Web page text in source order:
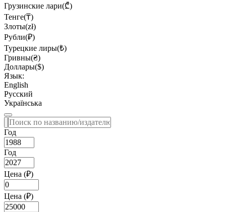
Грузинские лари(₾)
Тенге(₸)
Злоты(zł)
Рубли(₽)
Турецкие лиры(₺)
Гривны(₴)
Доллары($)
Язык:
English
Русский
Українська
Год
Год
Цена (₽)
Цена (₽)